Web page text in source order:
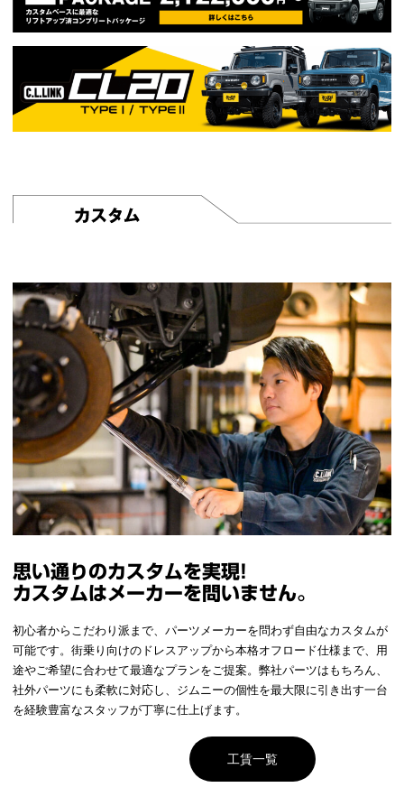
思い通りのカスタムを実現!
カスタムはメーカーを問いません。
初心者からこだわり派まで、パーツメーカーを問わず自由なカスタムが
可能です。街乗り向けのドレスアップから本格オフロード仕様まで、用
途やご希望に合わせて最適なプランをご提案。弊社パーツはもちろん、
社外パーツにも柔軟に対応し、ジムニーの個性を最大限に引き出す一台
を経験豊富なスタッフが丁寧に仕上げます。
工賃一覧